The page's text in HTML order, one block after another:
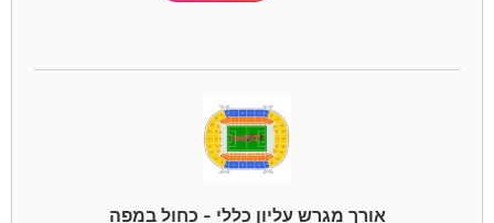
אורך מגרש עליון כללי - כחול במפה